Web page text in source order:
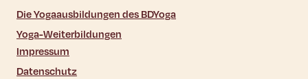
Die Yogaausbildungen des BDYoga
Yoga-Weiterbildungen
Impressum
Datenschutz